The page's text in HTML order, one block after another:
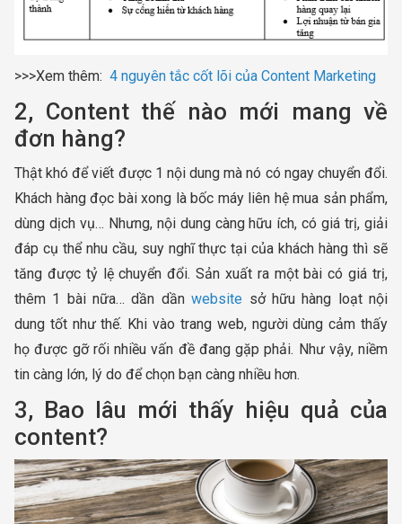
>>>Xem thêm: 4 nguyên tắc cốt lõi của Content Marketing
2, Content thế nào mới mang về
đơn hàng?
Thật khó để viết được 1 nội dung mà nó có ngay chuyển đổi.
Khách hàng đọc bài xong là bốc máy liên hệ mua sản phẩm,
dùng dịch vụ… Nhưng, nội dung càng hữu ích, có giá trị, giải
đáp cụ thể nhu cầu, suy nghĩ thực tại của khách hàng thì sẽ
tăng được tỷ lệ chuyển đổi. Sản xuất ra một bài có giá trị,
thêm 1 bài nữa… dần dầnwebsite sở hữu hàng loạt nội
dung tốt như thế. Khi vào trang web, người dùng cảm thấy
họ được gỡ rối nhiều vấn đề đang gặp phải. Như vậy, niềm
tin càng lớn, lý do để chọn bạn càng nhiều hơn.
3, Bao lâu mới thấy hiệu quả của
content?